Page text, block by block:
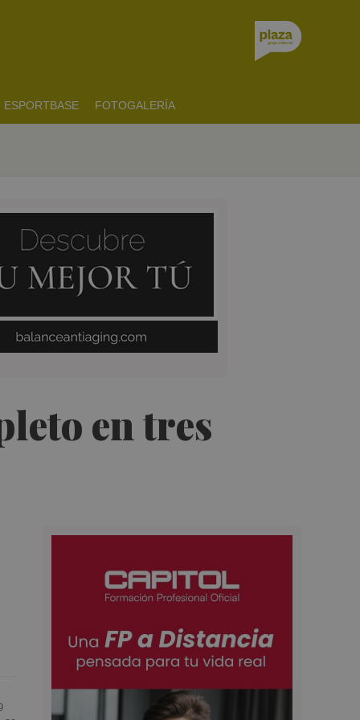
ESPORTBASE FOTOGALERÍA
en tres